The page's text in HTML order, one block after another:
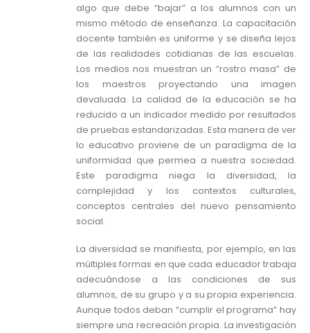
algo que debe “bajar” a los alumnos con un
mismo método de enseñanza. La capacitación
docente también es uniforme y se diseña lejos
de las realidades cotidianas de las escuelas.
Los medios nos muestran un “rostro masa” de
los maestros proyectando una imagen
devaluada. La calidad de la educación se ha
reducido a un indicador medido por resultados
de pruebas estandarizadas. Esta manera de ver
lo educativo proviene de un paradigma de la
uniformidad que permea a nuestra sociedad.
Este paradigma niega la diversidad, la
complejidad y los contextos culturales,
conceptos centrales del nuevo pensamiento
social.
La diversidad se manifiesta, por ejemplo, en las
múltiples formas en que cada educador trabaja
adecuándose a las condiciones de sus
alumnos, de su grupo y a su propia experiencia.
Aunque todos deban “cumplir el programa” hay
siempre una recreación propia. La investigación